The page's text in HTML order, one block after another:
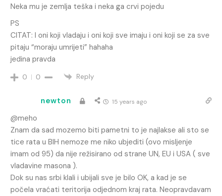
Neka mu je zemlja teška i neka ga crvi pojedu
PS
CITAT: I oni koji vladaju i oni koji sve imaju i oni koji se za sve
pitaju “moraju umrijeti” hahaha
jedina pravda
0 0 Reply
newton 15 years ago
@meho
Znam da sad mozemo biti pametni to je najlakse ali sto se
tice rata u BIH nemoze me niko ubjediti (ovo misljenje
imam od 95) da nije režisirano od strane UN, EU i USA ( sve
vladavine masona ).
Dok su nas srbi klali i ubijali sve je bilo OK, a kad je se
počela vraćati teritorija odjednom kraj rata. Neopravdavam